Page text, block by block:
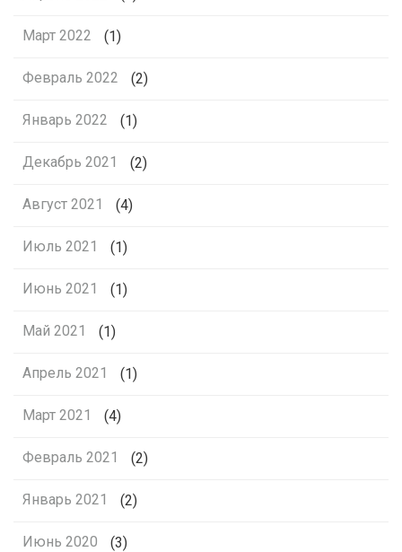
Март 2022 (1)
Февраль 2022 (2)
Январь 2022 (1)
Декабрь 2021 (2)
Август 2021 (4)
Июль 2021 (1)
Июнь 2021 (1)
Май 2021 (1)
Апрель 2021 (1)
Март 2021 (4)
Февраль 2021 (2)
Январь 2021 (2)
Июнь 2020 (3)